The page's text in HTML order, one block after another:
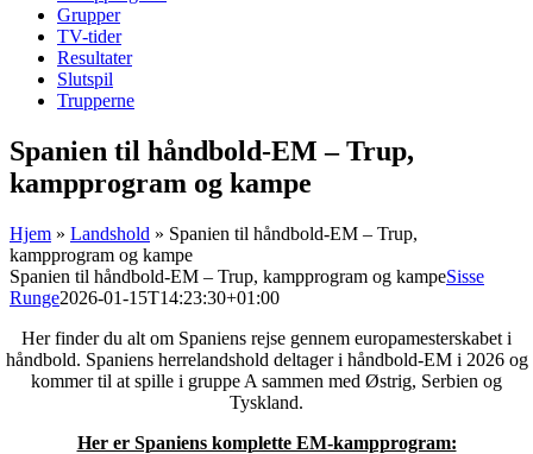
Grupper
TV-tider
Resultater
Slutspil
Trupperne
Spanien til håndbold-EM – Trup,
kampprogram og kampe
Hjem » Landshold » Spanien til håndbold-EM – Trup,
kampprogram og kampe
Spanien til håndbold-EM – Trup, kampprogram og kampeSisse
Runge2026-01-15T14:23:30+01:00
Her finder du alt om Spaniens rejse gennem europamesterskabet i
håndbold. Spaniens herrelandshold deltager i håndbold-EM i 2026 og
kommer til at spille i gruppe A sammen med Østrig, Serbien og
Tyskland.
Her er Spaniens komplette EM-kampprogram: